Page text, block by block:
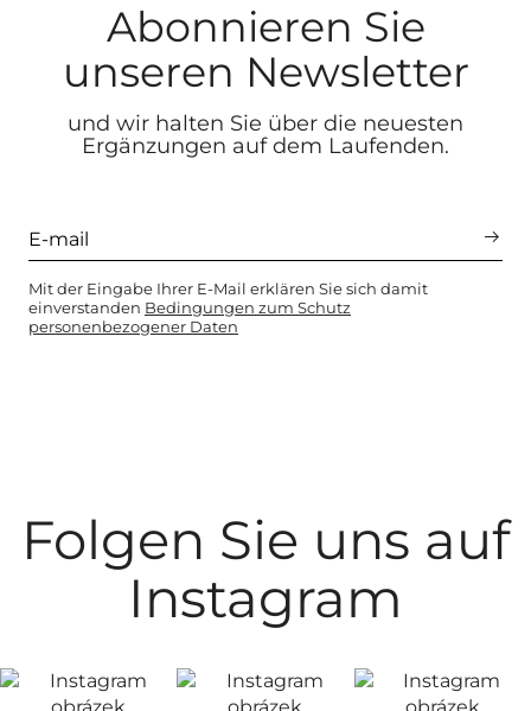
Abonnieren Sie
unseren Newsletter
und wir halten Sie über die neuesten
Ergänzungen auf dem Laufenden.
Mit der Eingabe Ihrer E-Mail erklären Sie sich damit
einverstanden Bedingungen zum Schutz
personenbezogener Daten
Folgen Sie uns auf
Instagram